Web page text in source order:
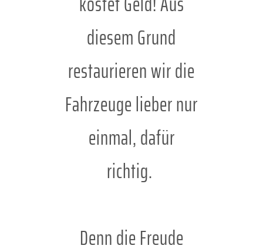
diesem Grund
restaurieren wir die
Fahrzeuge lieber nur
einmal, dafür
richtig.
Denn die Freude